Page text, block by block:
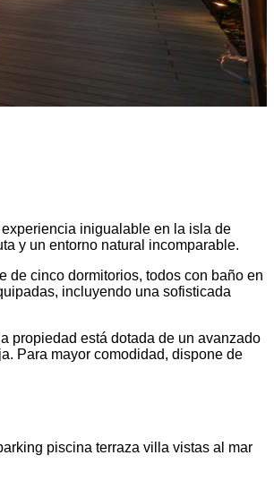
inigualable en la isla de
y un entorno natural incomparable.
de cinco dormitorios, todos con baño en
incluyendo una sofisticada
propiedad está dotada de un avanzado
Para mayor comodidad, dispone de
piscina terraza villa vistas al mar